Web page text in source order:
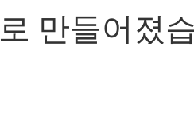
로 만들어졌